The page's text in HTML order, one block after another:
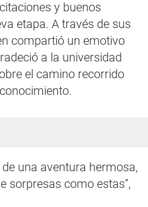
y buenos
etapa. A través de sus
compartió un emotivo
a la universidad
el camino recorrido
de una aventura hermosa,
sorpresas como estas”,